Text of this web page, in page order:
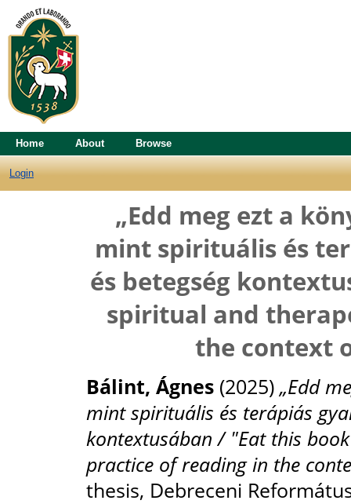
Home About Browse
Login
„Edd meg ezt a
mint spirituális és
és betegség
spiritual and
the context
Bálint, Ágnes (2025) „Edd
mint spirituális és terápiás
kontextusában / "Eat this
practice of reading in the
thesis, Debreceni